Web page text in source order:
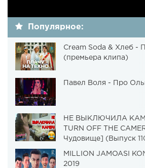
Популярное:
Cream Soda & Хлеб -
(премьера клипа)
Павел Воля - Про
НЕ ВЫКЛЮЧИЛА
TURN OFF THE
Чудовище] (Выпуск
MILLION JAMOASI
2019